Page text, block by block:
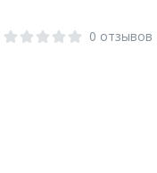
0 отзывов